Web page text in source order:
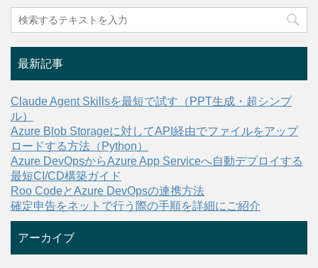
最新記事
Claude Agent Skillsを最短で試す（PPT生成・超シンプ
ル）
Azure Blob Storageに対してAPI経由でファイルをアップ
ロードする方法（Python）
Azure DevOpsからAzure App Serviceへ自動デプロイする
最短CI/CD構築ガイド
Roo CodeとAzure DevOpsの連携方法
確定申告をネットで行う際の手順を詳細にご紹介
アーカイブ